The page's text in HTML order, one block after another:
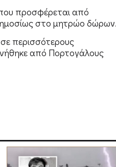
προσφέρεται από
στο μητρώο
περισσότερους
από Πορτογάλους